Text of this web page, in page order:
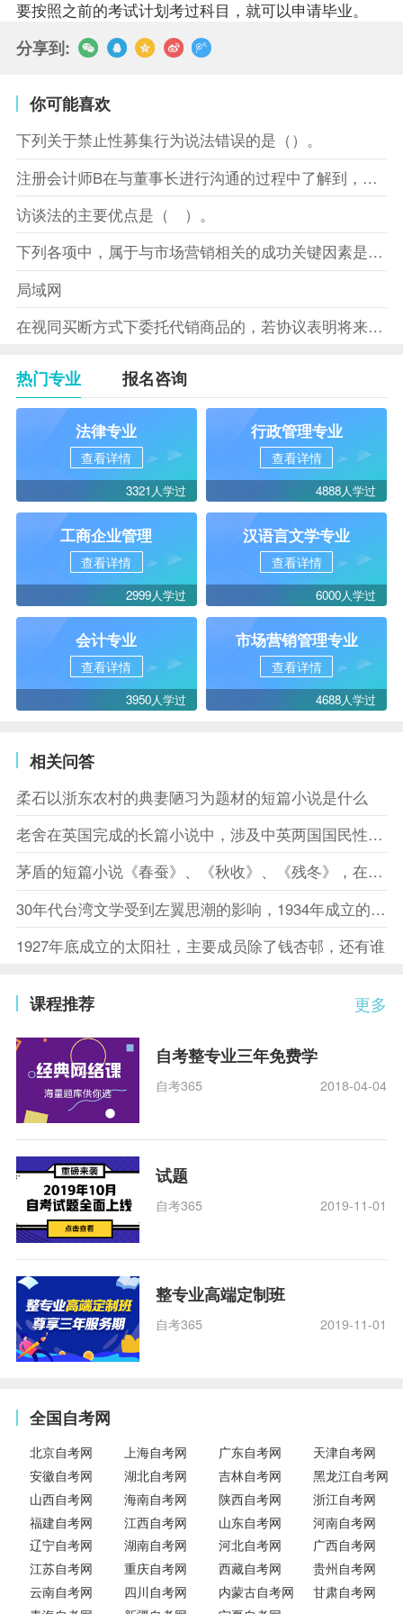
要按照之前的考试计划考过科目，就可以申请毕业。
分享到:
你可能喜欢
下列关于禁止性募集行为说法错误的是（）。
注册会计师B在与董事长进行沟通的过程中了解到，XYZ股份有限
访谈法的主要优点是（ ）。
下列各项中，属于与市场营销相关的成功关键因素是（）。
局域网
在视同买断方式下委托代销商品的，若协议表明将来受托方没有将商
热门专业 报名咨询
法律专业
查看详情
3321人学过
行政管理专业
查看详情
4888人学过
工商企业管理
查看详情
2999人学过
汉语言文学专业
查看详情
6000人学过
会计专业
查看详情
3950人学过
市场营销管理专业
查看详情
4688人学过
相关问答
柔石以浙东农村的典妻陋习为题材的短篇小说是什么
老舍在英国完成的长篇小说中，涉及中英两国国民性比较的是什么
茅盾的短篇小说《春蚕》、《秋收》、《残冬》，在文学史上合称为什么
30年代台湾文学受到左翼思潮的影响，1934年成立的“台湾文艺联盟”提倡什么
1927年底成立的太阳社，主要成员除了钱杏邨，还有谁
更多
课程推荐
自考整专业三年免费学
自考365 2018-04-04
试题
自考365 2019-11-01
整专业高端定制班
自考365 2019-11-01
全国自考网
北京自考网 上海自考网 广东自考网
天津自考网
安徽自考网
湖北自考网 吉林自考网
黑龙江自考网
山西自考网
海南自考网 陕西自考网
浙江自考网
福建自考网
江西自考网 山东自考网
河南自考网
辽宁自考网
湖南自考网 河北自考网
广西自考网
江苏自考网
重庆自考网 西藏自考网
贵州自考网
云南自考网
四川自考网 内蒙古自考网
甘肃自考网